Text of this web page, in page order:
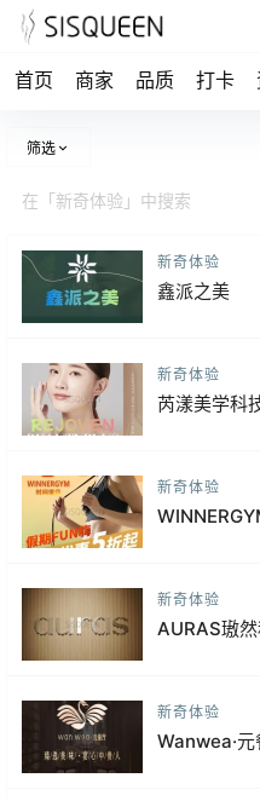
首页 商家 品质 打卡
筛选
新奇体验
鑫派之美
新奇体验
芮漾美学科
新奇体验
新奇体验
AURAS璈然
新奇体验
Wanwea·元